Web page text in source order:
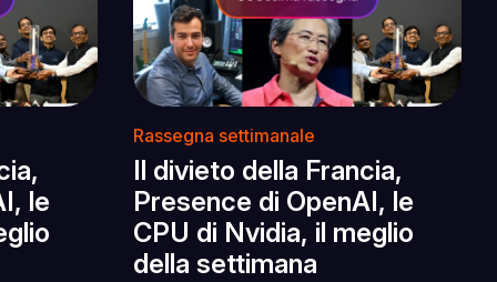
le
Rassegna settimanale
Il divieto della Francia,
Presence di OpenAI, le
CPU di Nvidia, il meglio
della settimana